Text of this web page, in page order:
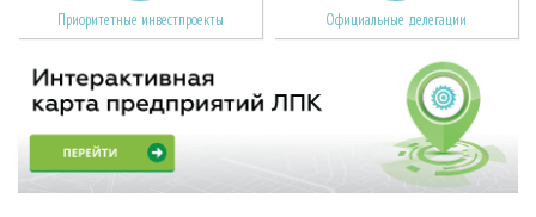
Приоритетные инвестпроекты Официальные делегации